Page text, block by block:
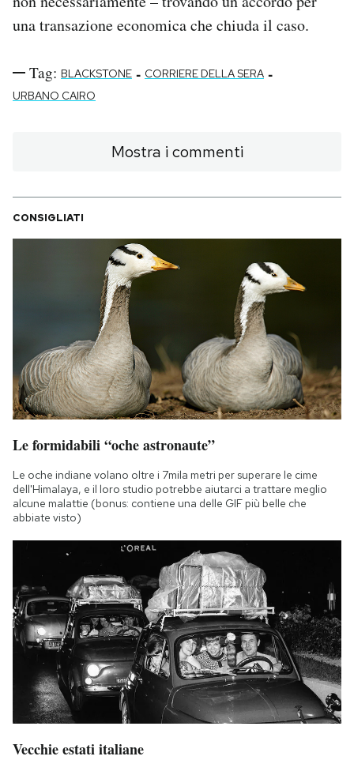
una transazione economica che chiuda il caso.
Tag: BLACKSTONE - CORRIERE DELLA SERA -
URBANO CAIRO
Mostra i commenti
CONSIGLIATI
Le formidabili “oche astronaute”
Le oche indiane volano oltre i 7mila metri per superare le cime
dell'Himalaya, e il loro studio potrebbe aiutarci a trattare meglio
alcune malattie (bonus: contiene una delle GIF più belle che
abbiate visto)
Vecchie estati italiane